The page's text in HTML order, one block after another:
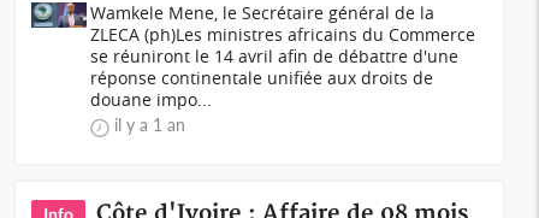
Wamkele Mene, le Secrétaire général de la
ZLECA (ph)Les ministres africains du Commerce
se réuniront le 14 avril afin de débattre d'une
réponse continentale unifiée aux droits de
douane impo...
il y a 1 an
Info